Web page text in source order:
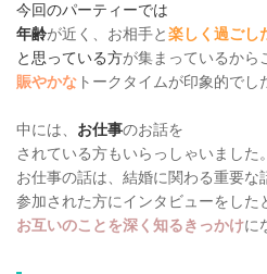
今回のパーティーでは
年齢が近く、お相手と楽しく過ごし
と思っている方が集まっているから
賑やかな トークタイムが印象的で
中には、 お仕事のお話を
されている方もいらっしゃいました。
お仕事の話は、結婚に関わる重要な
参加された方にインタビューをした
お互いのことを深く知るきっかけに